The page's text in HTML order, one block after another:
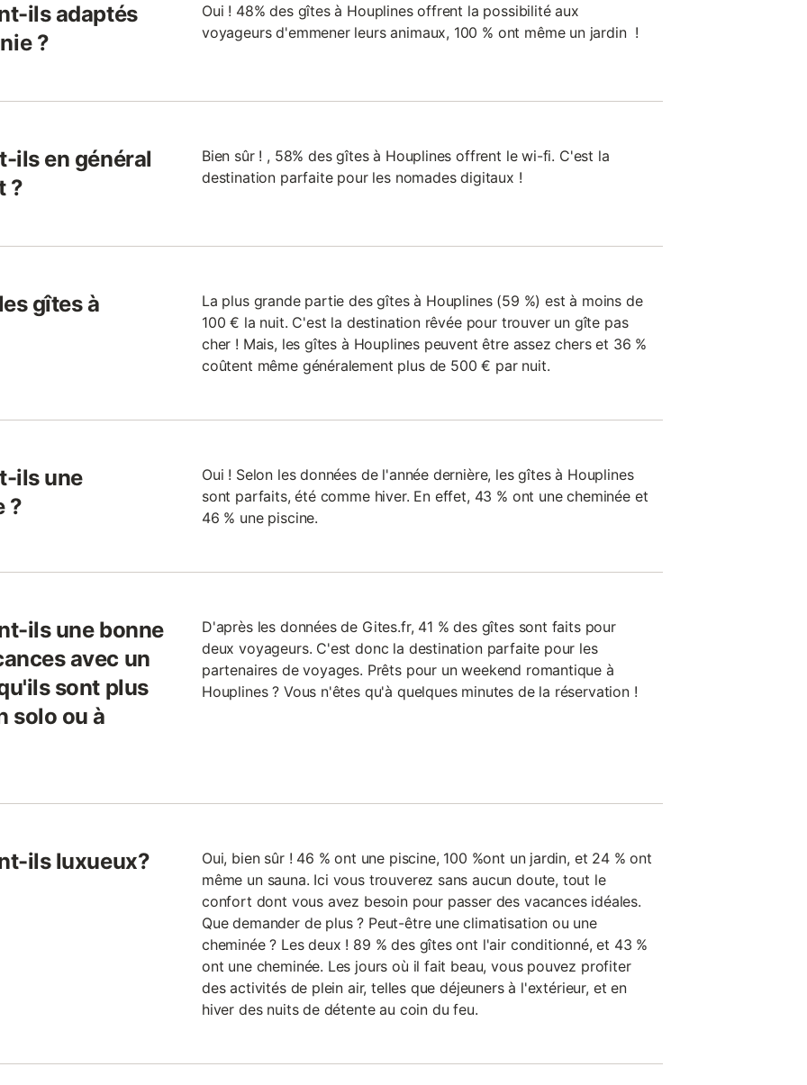
ils adaptés
?
Oui ! 48% des gîtes à Houplines offrent la possibilité aux
voyageurs d'emmener leurs animaux, 100 % ont même un jardin !
ils en général
?
Bien sûr ! , 58% des gîtes à Houplines offrent le wi-fi. C'est la
destination parfaite pour les nomades digitaux !
gîtes à
La plus grande partie des gîtes à Houplines (59 %) est à moins de
100 € la nuit. C'est la destination rêvée pour trouver un gîte pas
cher ! Mais, les gîtes à Houplines peuvent être assez chers et 36 %
coûtent même généralement plus de 500 € par nuit.
ils une
?
Oui ! Selon les données de l'année dernière, les gîtes à Houplines
sont parfaits, été comme hiver. En effet, 43 % ont une cheminée et
46 % une piscine.
ils une bonne
avec un
sont plus
solo ou à
D'après les données de Gites.fr, 41 % des gîtes sont faits pour
deux voyageurs. C'est donc la destination parfaite pour les
partenaires de voyages. Prêts pour un weekend romantique à
Houplines ? Vous n'êtes qu'à quelques minutes de la réservation !
ils luxueux?
Oui, bien sûr ! 46 % ont une piscine, 100 %ont un jardin, et 24 % ont
même un sauna. Ici vous trouverez sans aucun doute, tout le
confort dont vous avez besoin pour passer des vacances idéales.
Que demander de plus ? Peut-être une climatisation ou une
cheminée ? Les deux ! 89 % des gîtes ont l'air conditionné, et 43 %
ont une cheminée. Les jours où il fait beau, vous pouvez profiter
des activités de plein air, telles que déjeuners à l'extérieur, et en
hiver des nuits de détente au coin du feu.